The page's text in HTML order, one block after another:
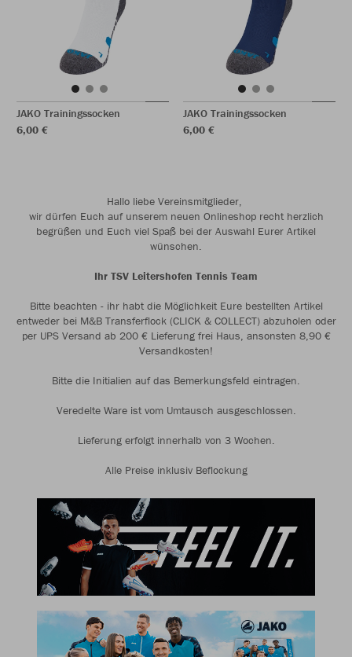
JAKO Trainingssocken
6,00 €
JAKO Trainingssocken
6,00 €
Hallo liebe Vereinsmitglieder,
wir dürfen Euch auf unserem neuen Onlineshop recht herzlich
begrüßen und Euch viel Spaß bei der Auswahl Eurer Artikel
wünschen.
Ihr TSV Leitershofen Tennis Team
Bitte beachten - ihr habt die Möglichkeit Eure bestellten Artikel
entweder bei M&B Transferflock (CLICK & COLLECT) abzuholen oder
per UPS Versand ab 200 € Lieferung frei Haus, ansonsten 8,90 €
Versandkosten!
Bitte die Initialien auf das Bemerkungsfeld eintragen.
Veredelte Ware ist vom Umtausch ausgeschlossen.
Lieferung erfolgt innerhalb von 3 Wochen.
Alle Preise inklusiv Beflockung